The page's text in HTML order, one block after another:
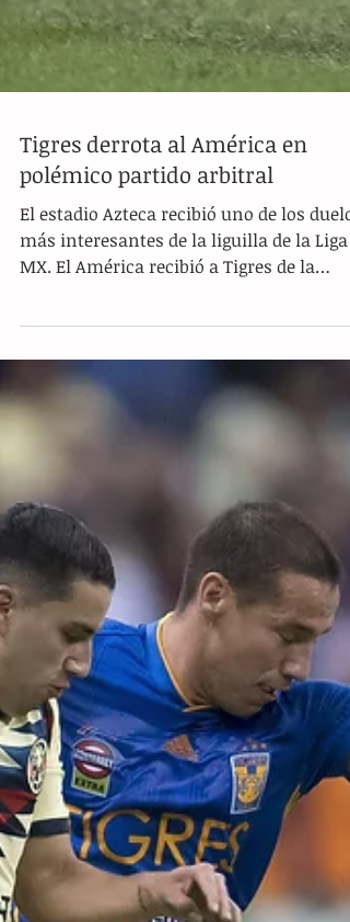
Tigres derrota al América en
polémico partido arbitral
El estadio Azteca recibió uno de los duelos
más interesantes de la liguilla de la Liga
MX. El América recibió a Tigres de la
Universidad...